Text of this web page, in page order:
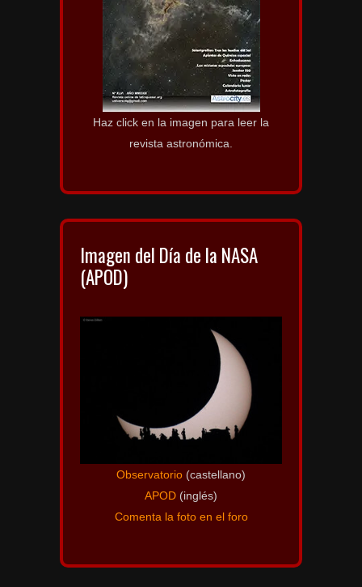
Haz click en la imagen para leer la
revista astronómica.
Imagen del Día de la NASA
(APOD)
Observatorio (castellano)
APOD (inglés)
Comenta la foto en el foro